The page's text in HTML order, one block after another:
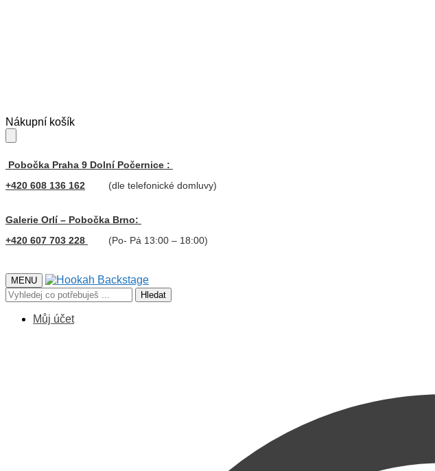
Skip
to
navigation
Skip
to
content
Nákupní košík
Pobočka Praha 9 Dolní Počernice :
+420 608 136 162
(dle telefonické domluvy)
Galerie Orlí – Pobočka Brno:
+420 607 703 228
(Po- Pá 13:00 – 18:00)
MENU
Hledat: Hledat
Můj účet